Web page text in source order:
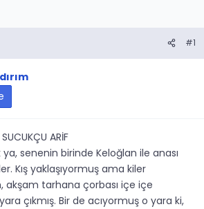
#1
ARİF
senenin birinde Keloğlan ile anası
Kış yaklaşıyormuş ama kiler
akşam tarhana çorbası içe içe
çıkmış. Bir de acıyormuş o yara ki,